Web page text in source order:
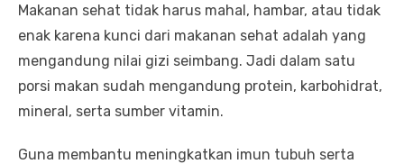
Makanan sehat tidak harus mahal, hambar, atau tidak
enak karena kunci dari makanan sehat adalah yang
mengandung nilai gizi seimbang. Jadi dalam satu
porsi makan sudah mengandung protein, karbohidrat,
mineral, serta sumber vitamin.
Guna membantu meningkatkan imun tubuh serta